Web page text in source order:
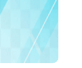
pour